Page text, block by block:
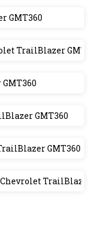
GMT360
TrailBlazer
GMT360
GMT360
TrailBlazer